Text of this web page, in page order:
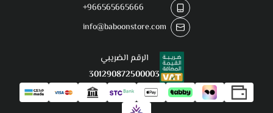
+966565665666
info@baboonstore.com
الرقم الضريبي
301290872500003